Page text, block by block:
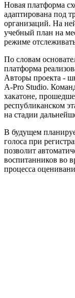
Новая платформа
адаптирована под
организаций. На
учебный план на
режиме
По словам
платформа
Авторы проекта -
A-Pro Studio.
хакатоне,
республиканском
на стадии
В будущем
голоса при
позволит
воспитанников во
процесса